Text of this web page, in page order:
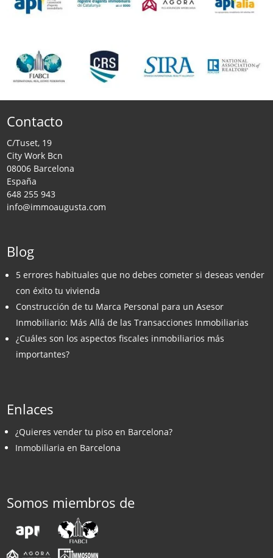
Contacto
C/Tuset, 19
City Work Bcn
08006 Barcelona
España
648 255 943
info@immoaugusta.com
Blog
5 errores habituales que no debes cometer si deseas vender
con éxito tu vivienda
Construcción de tu Marca Personal para un Asesor
Inmobiliario: Más Allá de las Transacciones Inmobiliarias
¿Cuáles son los aspectos fiscales inmobiliarios más
importantes?
Enlaces
¿Quieres vender tu piso en Barcelona?
Inmobiliaria en Barcelona
Somos miembros de